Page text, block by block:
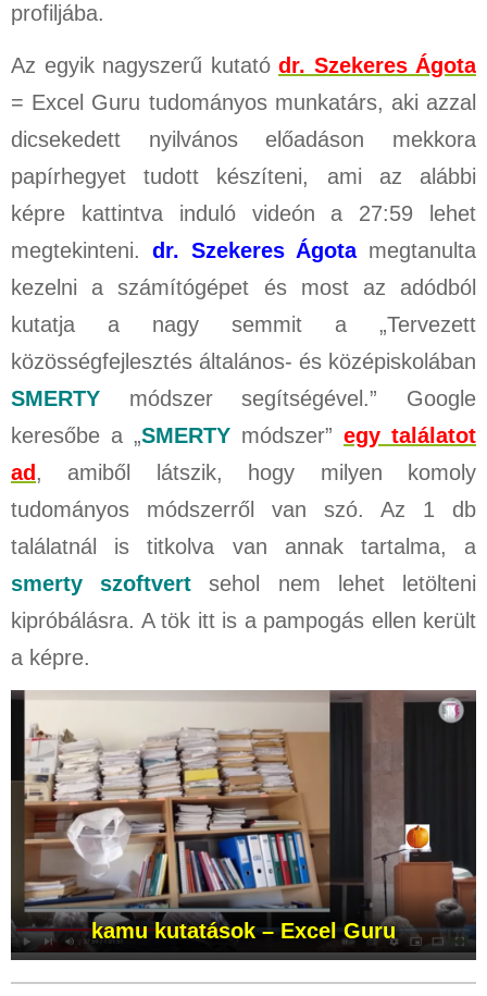
profiljába.
Az egyik nagyszerű kutató dr. Szekeres Ágota
= Excel Guru tudományos munkatárs, aki azzal
dicsekedett nyilvános előadáson mekkora
papírhegyet tudott készíteni, ami az alábbi
képre kattintva induló videón a 27:59 lehet
megtekinteni. dr. Szekeres Ágota megtanulta
kezelni a számítógépet és most az adódból
kutatja a nagy semmit a „Tervezett
közösségfejlesztés általános- és középiskolában
SMERTY módszer segítségével.” Google
keresőbe a „SMERTY módszer” egy találatot
ad , amiből látszik, hogy milyen komoly
tudományos módszerről van szó. Az 1 db
találatnál is titkolva van annak tartalma, a
smerty szoftvert sehol nem lehet letölteni
kipróbálásra. A tök itt is a pampogás ellen került
a képre.
kamu kutatások – Excel Guru